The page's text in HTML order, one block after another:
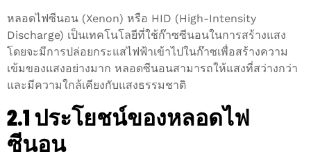
หลอดไฟซีนอน (Xenon) หรือ HID (High-Intensity
Discharge) เป็นเทคโนโลยีที่ใช้ก๊าซซีนอนในการสร้างแสง
โดยจะมีการปล่อยกระแสไฟฟ้าเข้าไปในก๊าซเพื่อสร้างความ
เข้มของแสงอย่างมาก หลอดซีนอนสามารถให้แสงที่สว่างกว่า
และมีความใกล้เคียงกับแสงธรรมชาติ
2.1 ประโยชน์ของหลอดไฟ
ซีนอน